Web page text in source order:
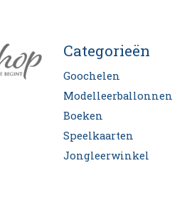
Categorieën
Goochelen
Modelleerballonnen
Boeken
Speelkaarten
Jongleerwinkel